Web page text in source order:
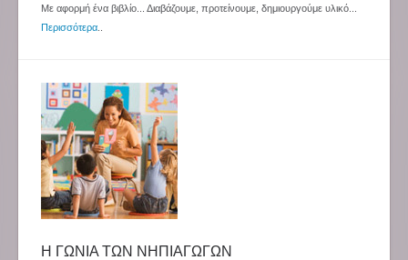
Με αφορμή ένα βιβλίο... Διαβάζουμε, προτείνουμε, δημιουργούμε υλικό...
Περισσότερα
Η ΓΩΝΙΑ ΤΩΝ ΝΗΠΙΑΓΩΓΩΝ